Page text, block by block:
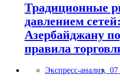
Традиционные
давлением
Азербайджану
правила
Экспресс-анализ, 07